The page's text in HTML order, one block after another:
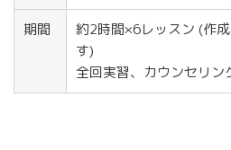
期間
約2時間×6レッスン (作
す)
全回実習、カウンセリン